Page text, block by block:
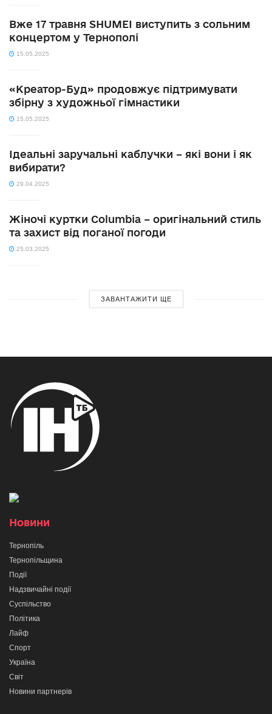
Вже 17 травня SHUMEI виступить з сольним
концертом у Тернополі
15.05.2025
«Креатор-Буд» продовжує підтримувати
збірну з художньої гімнастики
15.05.2025
Ідеальні заручальні каблучки – які вони і як
вибирати?
29.04.2025
Жіночі куртки Columbia – оригінальний стиль
та захист від поганої погоди
25.03.2025
ЗАВАНТАЖИТИ ЩЕ
Новини
Тернопіль
Тернопільщина
Події
Надзвичайні події
Суспільство
Політика
Лайф
Спорт
Україна
Світ
Новини партнерів